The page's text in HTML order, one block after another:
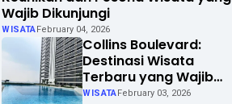
Wajib Dikunjungi
WISATA February 04, 2026
Collins Boulevard:
Destinasi Wisata
Terbaru yang Wajib
Dikunjungi di Kota
WISATA February 03, 2026